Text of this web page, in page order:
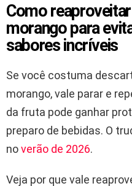
Como
morango para
sabores incríveis
Se você costuma
morango, vale parar e
da fruta pode ganhar
preparo de bebidas. O
noverão de 2026.
Veja por que vale